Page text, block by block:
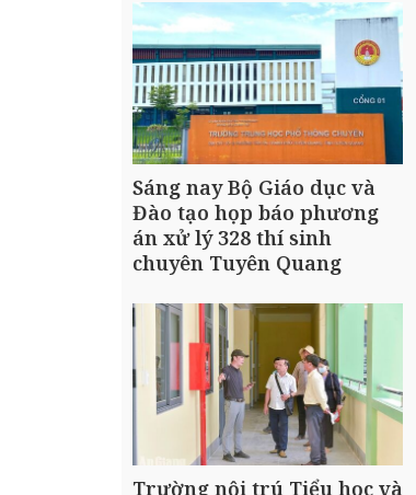
Sáng nay Bộ Giáo dục và
Đào tạo họp báo phương
án xử lý 328 thí sinh
chuyên Tuyên Quang
Trường nội trú Tiểu học và